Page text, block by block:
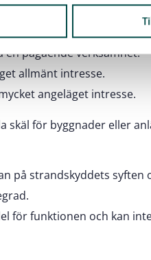
till exempel av väg,
som måste ligga vid
pågående verksamhet.
allmänt intresse.
angeläget intresse.
skäl för byggnader eller
på strandskyddets syften
för funktionen och kan